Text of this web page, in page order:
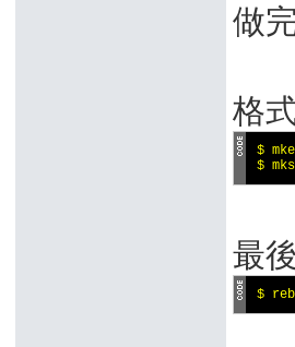
做
格
$
$
最
$